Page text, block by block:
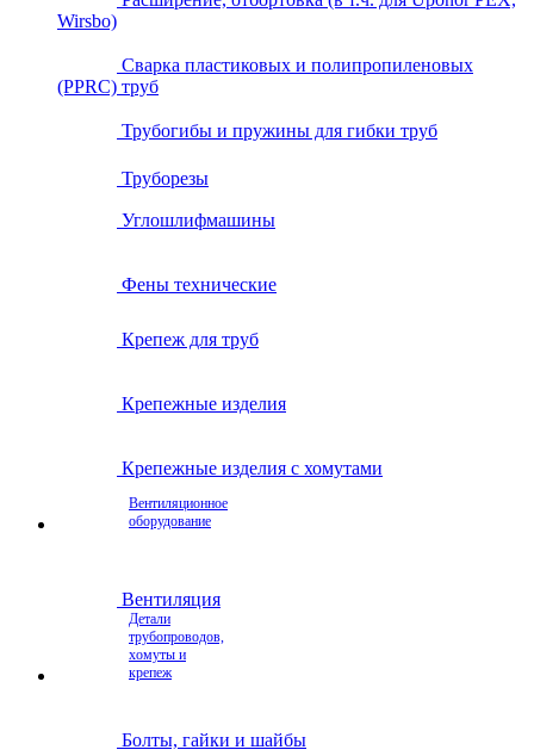
Wirsbo)
Сварка пластиковых и полипропиленовых
(PPRC) труб
Трубогибы и пружины для гибки труб
Труборезы
Углошлифмашины
Фены технические
Крепеж для труб
Крепежные изделия
Крепежные изделия с хомутами
Вентиляционное
оборудование
Вентиляция
Детали
трубопроводов,
хомуты и
крепеж
Болты, гайки и шайбы